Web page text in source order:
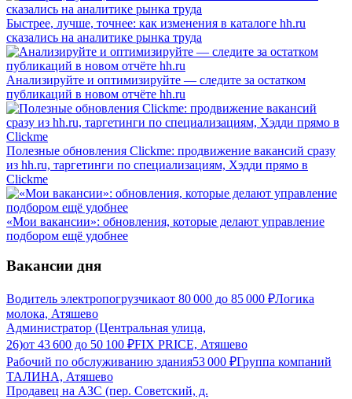
Быстрее, лучше, точнее: как изменения в каталоге hh.ru
сказались на аналитике рынка труда
Анализируйте и оптимизируйте — следите за остатком
публикаций в новом отчёте hh.ru
Полезные обновления Clickme: продвижение вакансий сразу
из hh.ru, таргетинги по специализациям, Хэдди прямо в
Clickme
«Мои вакансии»: обновления, которые делают управление
подбором ещё удобнее
Вакансии дня
Водитель электропогрузчикаот 80 000 до 85 000 ₽Логика
молока, Атяшево
Администратор (Центральная улица,
26)от 43 600 до 50 100 ₽FIX PRICE, Атяшево
Рабочий по обслуживанию здания53 000 ₽Группа компаний
ТАЛИНА, Атяшево
Продавец на АЗС (пер. Советский, д.